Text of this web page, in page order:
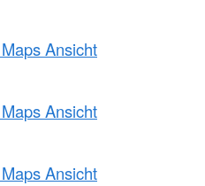
Ansicht
Ansicht
Ansicht